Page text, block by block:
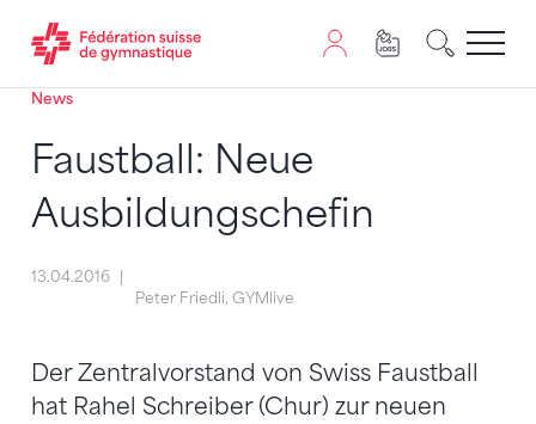
Passer au contenu
Naviguer vers le plan du siten
JavaScript est nécessaire pour naviguer sur ce site.
News
Faustball: Neue
Ausbildungschefin
13.04.2016
Peter Friedli, GYMlive
Der Zentralvorstand von Swiss Faustball
hat Rahel Schreiber (Chur) zur neuen